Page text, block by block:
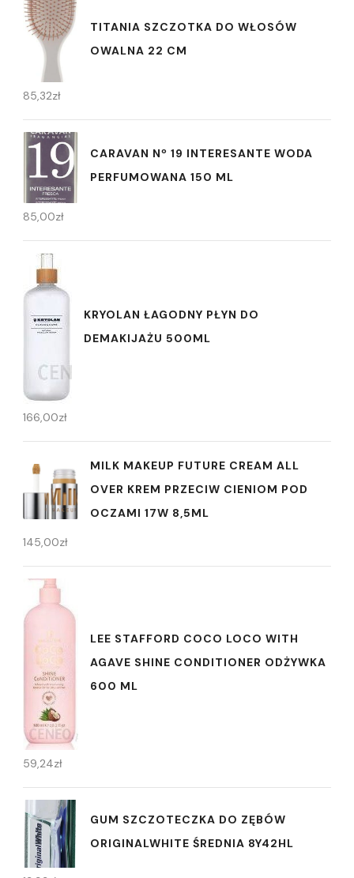
TITANIA SZCZOTKA DO WŁOSÓW
OWALNA 22 CM
85,32zł
CARAVAN Nº 19 INTERESANTE WODA
PERFUMOWANA 150 ML
85,00zł
KRYOLAN ŁAGODNY PŁYN DO
DEMAKIJAŻU 500ML
166,00zł
MILK MAKEUP FUTURE CREAM ALL
OVER KREM PRZECIW CIENIOM POD
OCZAMI 17W 8,5ML
145,00zł
LEE STAFFORD COCO LOCO WITH
AGAVE SHINE CONDITIONER ODŻYWKA
600 ML
59,24zł
GUM SZCZOTECZKA DO ZĘBÓW
ORIGINALWHITE ŚREDNIA 8Y42HL